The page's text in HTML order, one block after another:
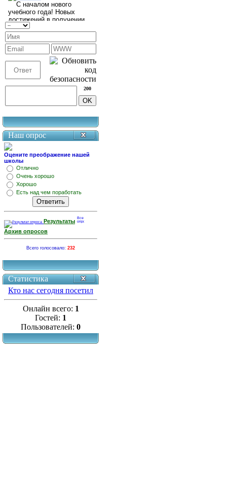
200
Наш опрос
Оцените преображение нашей
школы
Отлично
Очень хорошо
Хорошо
Есть над чем поработать
Результаты
Архив опросов
Всего голосовало: 232
Статистика
Кто нас сегодня посетил
Онлайн всего: 1
Гостей: 1
Пользователей: 0